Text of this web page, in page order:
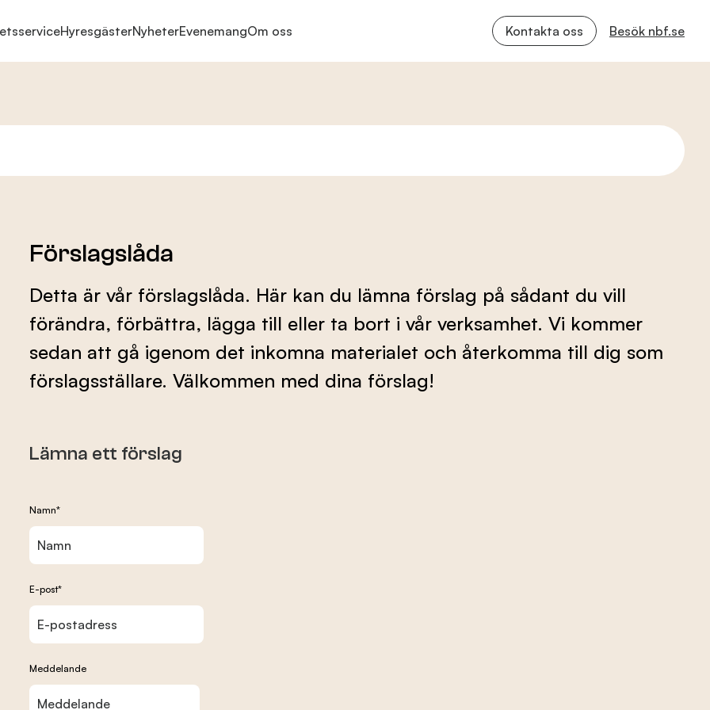
HyresgästerNyheterEvenemangOm oss Kontakta oss Besök nbf.se
Förslagslåda
Detta är vår förslagslåda. Här kan du lämna förslag på sådant du vill
förändra, förbättra, lägga till eller ta bort i vår verksamhet. Vi kommer
sedan att gå igenom det inkomna materialet och återkomma till dig som
förslagsställare. Välkommen med dina förslag!
Lämna ett förslag
Namn*
E-post*
Meddelande